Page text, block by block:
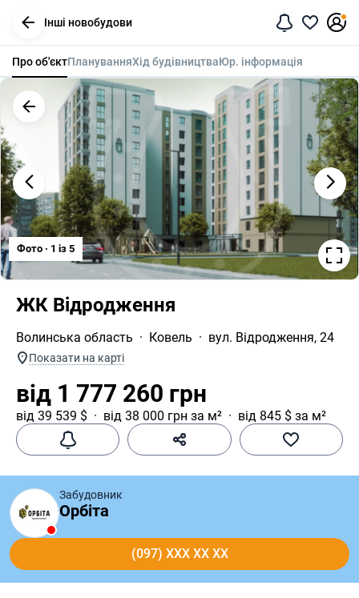
Інші новобудови
Про об'єктПлануванняХід будівництваЮр. інформація
Фото · 1 iз 5
ЖК Відродження
Волинська область Ковель вул. Відродження, 24
Показати на карті
від 1 777 260 грн
від 39 539 $ від 38 000 грн за м² від 845 $ за м²
Забудовник
Орбіта
(097) XXX XX XX